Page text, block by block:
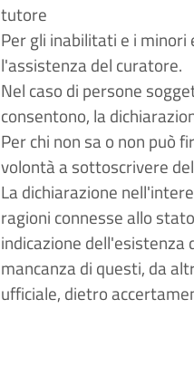
tutore
Per gli inabilitati e i
l'assistenza del curatore.
Nel caso di persone
consentono, la
Per chi non sa o non può
volontà a sottoscrivere
La dichiarazione
ragioni connesse allo
indicazione dell'esistenza
mancanza di questi, da
ufficiale, dietro